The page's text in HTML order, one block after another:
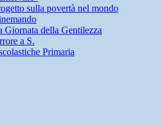
sulla povertà nel mondo
Giornata della Gentilezza
a S.
Primaria